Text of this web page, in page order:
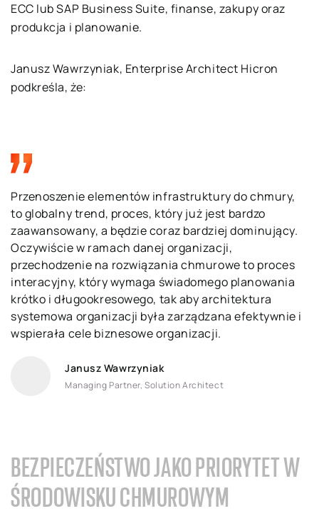
ECC lub SAP Business Suite, finanse, zakupy oraz
produkcja i planowanie.
Janusz Wawrzyniak, Enterprise Architect Hicron
podkreśla, że:
Przenoszenie elementów infrastruktury do chmury,
to globalny trend, proces, który już jest bardzo
zaawansowany, a będzie coraz bardziej dominujący.
Oczywiście w ramach danej organizacji,
przechodzenie na rozwiązania chmurowe to proces
interacyjny, który wymaga świadomego planowania
krótko i długookresowego, tak aby architektura
systemowa organizacji była zarządzana efektywnie i
wspierała cele biznesowe organizacji.
Janusz Wawrzyniak
Managing Partner, Solution Architect
BEZPIECZEŃSTWO JAKO PRIORYTET W
ŚRODOWISKU CHMUROWYM